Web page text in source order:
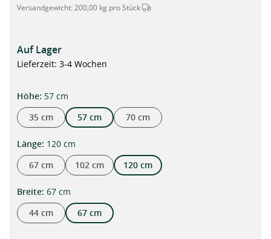
Versandgewicht: 200,00 kg pro Stück Dieser Artikel wird per Spedition
Auf Lager
Lieferzeit: 3-4 Wochen
Höheauswählen
: 57 cm
35 cm
57 cm 70 cm
Längeauswählen
: 120 cm
67 cm
102 cm 120 cm
Breiteauswählen
: 67 cm
44 cm
67 cm